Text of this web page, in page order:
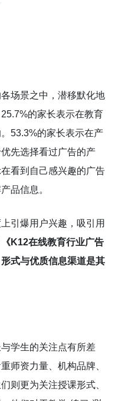
场景之中，潜移默化地
的家长表示在教育
53.3%的家长表示在产
先选择看过广告的产
看到自己感兴趣的广告
品信息。
引爆用户兴趣，吸引用
《K12在线教育行业广告
式与优质信息渠道是其
学生的关注点有所差
师资力量、机构品牌、
则更为关注授课形式、